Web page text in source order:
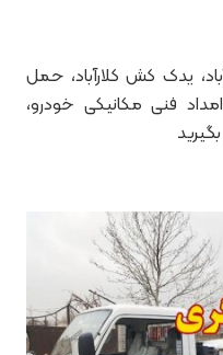
یدک کش کلارآباد، حمل
،امداد فنی مکانیکی خودرو،